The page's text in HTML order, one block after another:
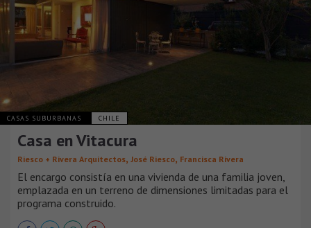
CASAS SUBURBANAS CHILE
Casa en Vitacura
Riesco + Rivera Arquitectos, José Riesco, Francisca Rivera
El encargo consistía en una vivienda de una familia joven,
emplazada en un terreno de dimensiones limitadas para el
programa construido.